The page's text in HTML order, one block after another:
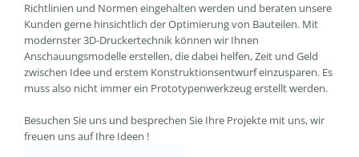
Richtlinien und Normen eingehalten werden und beraten unsere
Kunden gerne hinsichtlich der Optimierung von Bauteilen. Mit
modernster 3D-Druckertechnik können wir Ihnen
Anschauungsmodelle erstellen, die dabei helfen, Zeit und Geld
zwischen Idee und erstem Konstruktionsentwurf einzusparen. Es
muss also nicht immer ein Prototypenwerkzeug erstellt werden.
Besuchen Sie uns und besprechen Sie Ihre Projekte mit uns, wir
freuen uns auf Ihre Ideen !